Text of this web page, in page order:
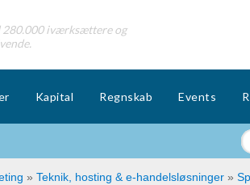
280.000 iværksættere og
Kapital Regnskab Events
» Teknik, hosting & e-handelsløsninger »